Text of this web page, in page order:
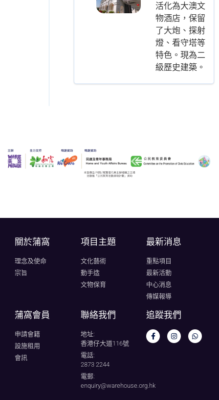
活化為大澳文
物酒店，保留
了大炮、探射
燈、看守塔等
特色。現為二
級歷史建築。
關於蒲窩​
理念及使命
宗旨
項目主題
文化藝術
動手造
文物保育
最新消息
重點項目
最新活動
中心消息
傳媒報導
蒲窩會員
申請會籍
設施租用
會訊
聯絡我們
地址:
香港仔大道116號
電話:
2873 2244
電郵:
enquiry@warehouse.org.hk
追蹤我們